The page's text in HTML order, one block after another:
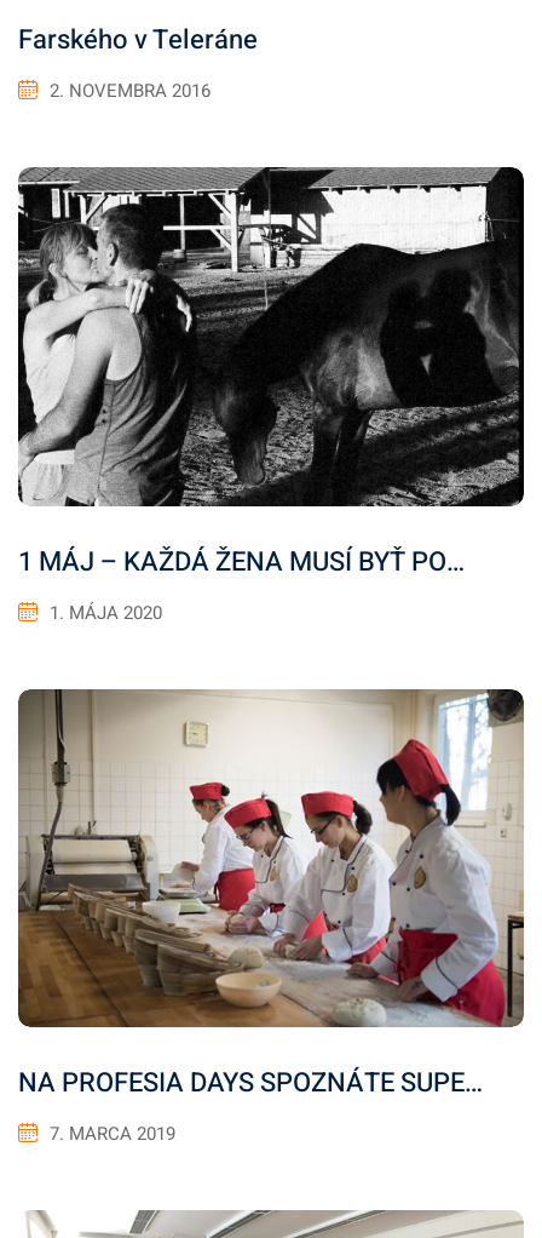
Farského v Teleráne
2. NOVEMBRA 2016
1 MÁJ – KAŽDÁ ŽENA MUSÍ BYŤ PO…
1. MÁJA 2020
NA PROFESIA DAYS SPOZNÁTE SUPE…
7. MARCA 2019